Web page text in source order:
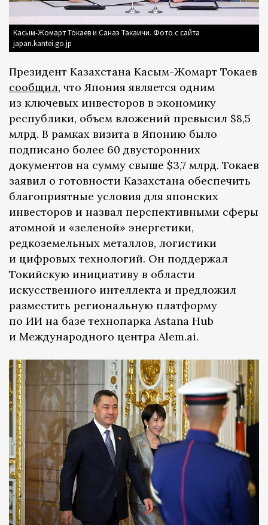
Касым-Жомарт Токаев и Санаэ Такаичи. Фото с сайта
japan.kantei.go.jp
Президент Казахстана Касым-Жомарт Токаев
сообщил, что Япония является одним
из ключевых инвесторов в экономику
республики, объем вложений превысил $8,5
млрд. В рамках визита в Японию было
подписано более 60 двусторонних
документов на сумму свыше $3,7 млрд. Токаев
заявил о готовности Казахстана обеспечить
благоприятные условия для японских
инвесторов и назвал перспективными сферы
атомной и «зеленой» энергетики,
редкоземельных металлов, логистики
и цифровых технологий. Он поддержал
Токийскую инициативу в области
искусственного интеллекта и предложил
разместить региональную платформу
по ИИ на базе технопарка Astana Hub
и Международного центра Alem.ai.